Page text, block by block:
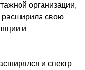
организации,
расширила свою
и
и спектр